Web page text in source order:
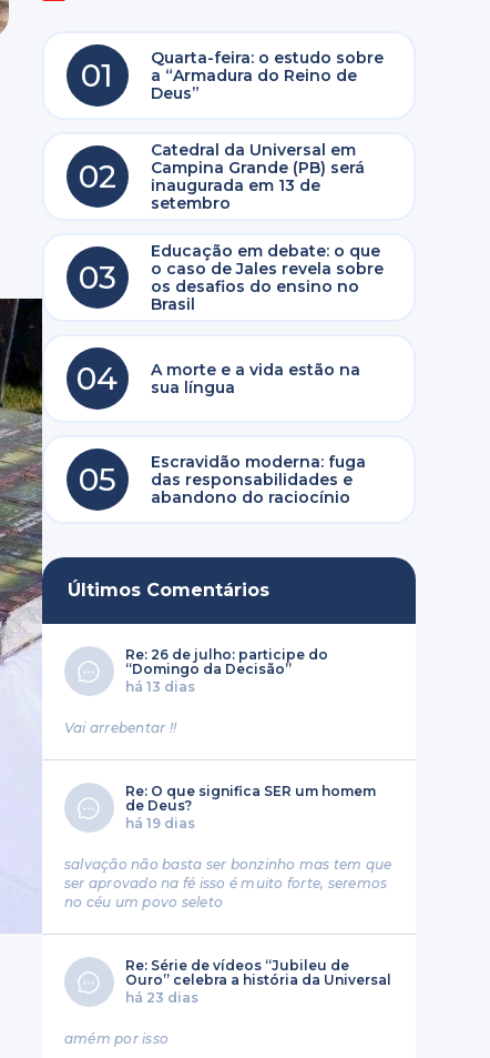
01
Quarta-feira: o estudo sobre
a “Armadura do Reino de
Deus”
02
Catedral da Universal em
Campina Grande (PB) será
inaugurada em 13 de
setembro
03
Educação em debate: o que
o caso de Jales revela sobre
os desafios do ensino no
Brasil
04
A morte e a vida estão na
sua língua
05
Escravidão moderna: fuga
das responsabilidades e
abandono do raciocínio
Últimos Comentários
Re: 26 de julho: participe do
“Domingo da Decisão”
há 13 dias
Vai arrebentar !!
Re: O que significa SER um homem
de Deus?
há 19 dias
salvação não basta ser bonzinho mas tem que
ser aprovado na fé isso é muito forte, seremos
no céu um povo seleto
Re: Série de vídeos “Jubileu de
Ouro” celebra a história da Universal
há 23 dias
amém por isso